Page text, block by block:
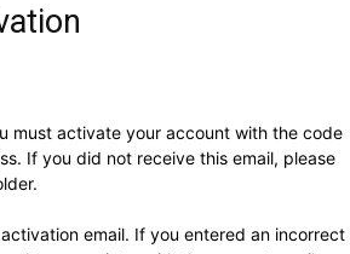
must activate your account with the code
If you did not receive this email, please
email. If you entered an incorrect